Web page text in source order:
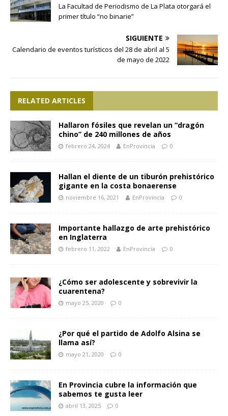
La Facultad de Periodismo de La Plata otorgará el
primer título “no binarie”
SIGUIENTE
Calendario de eventos turísticos del 28 de abril al 5
de mayo de 2022
RELATED ARTICLES
Hallaron fósiles que revelan un “dragón
chino” de 240 millones de años
febrero 24, 2024 EnProvincia 0
Hallan el diente de un tiburón prehistórico
gigante en la costa bonaerense
noviembre 16, 2021 EnProvincia 0
Importante hallazgo de arte prehistórico
en Inglaterra
febrero 11, 2022 EnProvincia 0
¿Cómo ser adolescente y sobrevivir la
cuarentena?
mayo 25, 2020 0
¿Por qué el partido de Adolfo Alsina se
llama así?
mayo 21, 2020 0
En Provincia cubre la información que
sabemos te gusta leer
abril 13, 2025 0